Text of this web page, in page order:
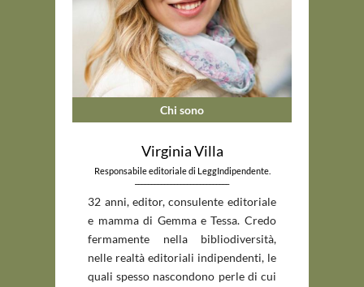
Chi sono
Virginia Villa
Responsabile editoriale di LeggIndipendente.
32 anni, editor, consulente editoriale
e mamma di Gemma e Tessa. Credo
fermamente nella bibliodiversità,
nelle realtà editoriali indipendenti, le
quali spesso nascondono perle di cui